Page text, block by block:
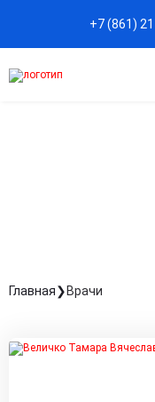
+7 (861)
Главная Врачи